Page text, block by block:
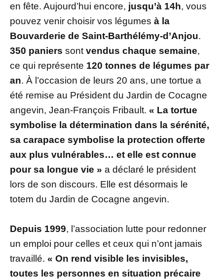
en fête. Aujourd’hui encore, jusqu’à 14h, vous
pouvez venir choisir vos légumes à la
Bouvarderie de Saint-Barthélémy-d’Anjou.
350 paniers sont vendus chaque semaine,
ce qui représente 120 tonnes de légumes par
an. À l’occasion de leurs 20 ans, une tortue a
été remise au Président du Jardin de Cocagne
angevin, Jean-François Fribault. « La tortue
symbolise la détermination dans la sérénité,
sa carapace symbolise la protection offerte
aux plus vulnérables… et elle est connue
pour sa longue vie » a déclaré le président
lors de son discours. Elle est désormais le
totem du Jardin de Cocagne angevin.
Depuis 1999, l’association lutte pour redonner
un emploi pour celles et ceux qui n’ont jamais
travaillé. « On rend visible les invisibles,
toutes les personnes en situation précaire